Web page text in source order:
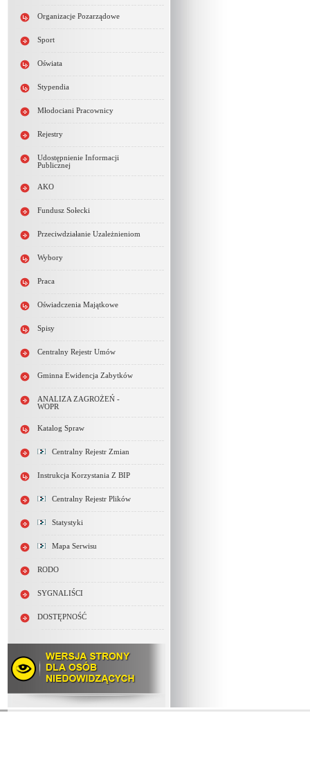
Organizacje Pozarządowe
Sport
Oświata
Stypendia
Młodociani Pracownicy
Rejestry
Udostępnienie Informacji
Publicznej
AKO
Fundusz Sołecki
Przeciwdziałanie Uzależnieniom
Wybory
Praca
Oświadczenia Majątkowe
Spisy
Centralny Rejestr Umów
Gminna Ewidencja Zabytków
ANALIZA ZAGROŻEŃ -
WOPR
Katalog Spraw
Centralny Rejestr Zmian
Instrukcja Korzystania Z BIP
Centralny Rejestr Plików
Statystyki
Mapa Serwisu
RODO
SYGNALIŚCI
DOSTĘPNOŚĆ